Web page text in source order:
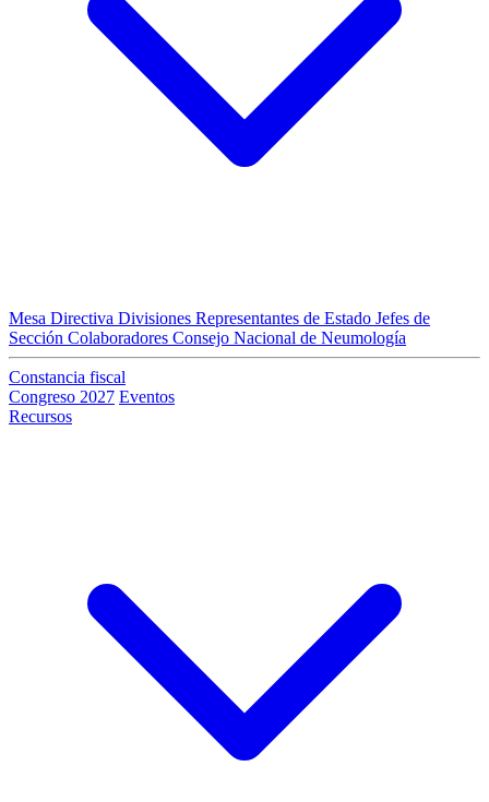
Mesa Directiva Divisiones Representantes de Estado Jefes de
Sección Colaboradores Consejo Nacional de Neumología
Constancia fiscal
Congreso 2027 Eventos
Recursos